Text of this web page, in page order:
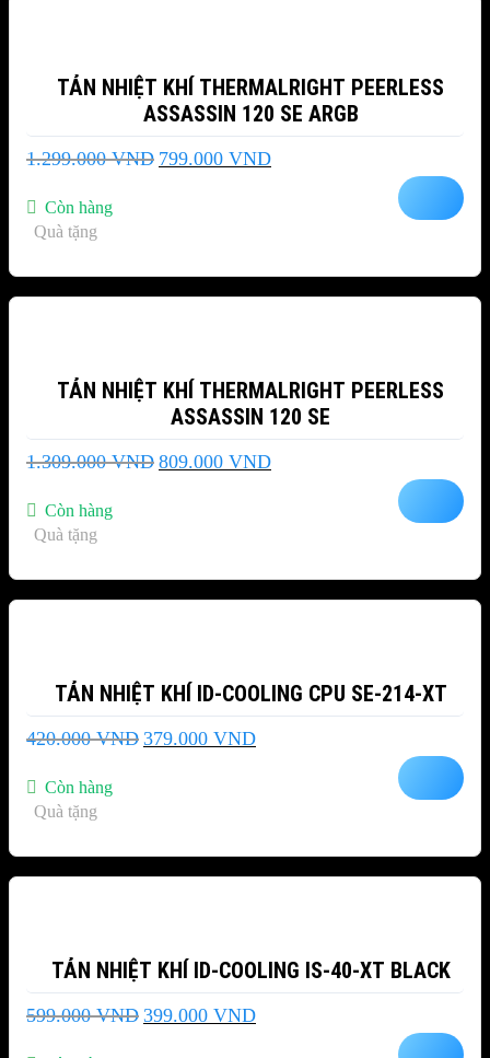
TẢN NHIỆT KHÍ THERMALRIGHT PEERLESS
ASSASSIN 120 SE ARGB
1.299.000VND Giá
799.000 VNDGiá
Còn hàng
Quà tặng
TẢN NHIỆT KHÍ THERMALRIGHT PEERLESS
ASSASSIN 120 SE
1.309.000VND Giá
809.000 VNDGiá
Còn hàng
Quà tặng
TẢN NHIỆT KHÍ ID-COOLING CPU SE-214-XT
420.000VND Giá
379.000 VNDGiá
Còn hàng
Quà tặng
TẢN NHIỆT KHÍ ID-COOLING IS-40-XT BLACK
599.000VND Giá
399.000 VNDGiá